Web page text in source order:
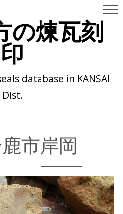
の煉瓦刻
印
database in KANSAI
Dist.
市岸岡